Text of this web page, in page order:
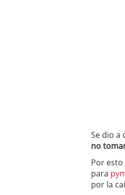
Se dio a
no
Por
para
por la